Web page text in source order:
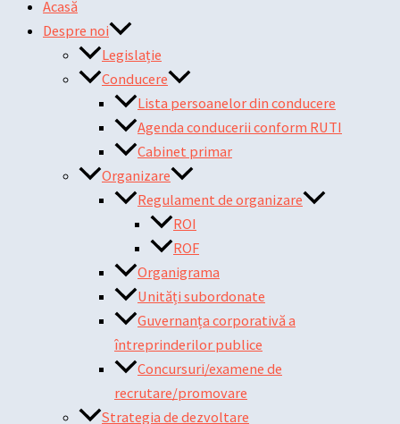
Acasă
Despre noi
Legislație
Conducere
Lista persoanelor din conducere
Agenda conducerii conform RUTI
Cabinet primar
Organizare
Regulament de organizare
ROI
ROF
Organigrama
Unități subordonate
Guvernanța corporativă a
întreprinderilor publice
Concursuri/examene de
recrutare/promovare
Strategia de dezvoltare